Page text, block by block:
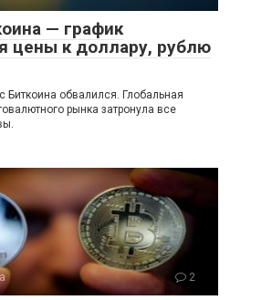
— график
цены к доллару, рублю
Биткоина обвалился. Глобальная
рынка затронула все
2